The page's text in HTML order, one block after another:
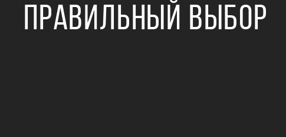
ПРАВИЛЬНЫЙ ВЫБОР